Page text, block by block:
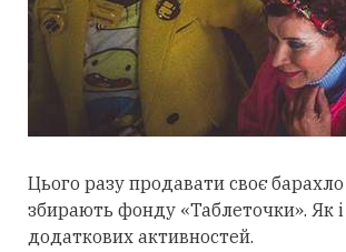
Цього разу продавати своє
збирають фонду «Таблеточки». Як
додаткових активностей.